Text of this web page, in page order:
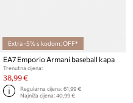
Extra -5% s kodom: OFF*
EA7 Emporio Armani baseball kapa
Trenutna cijena:
38,99 €
Regularna cijena:61,99 €
Najniža cijena:40,99 €